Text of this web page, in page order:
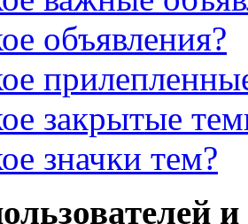
объявления?
закрытые
значки тем?